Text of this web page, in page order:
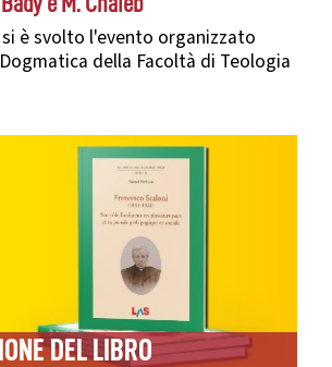
è svolto l'evento organizzato
della Facoltà di Teologia
DEL LIBRO